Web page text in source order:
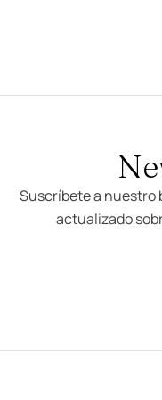
Suscríbete a
actualizado